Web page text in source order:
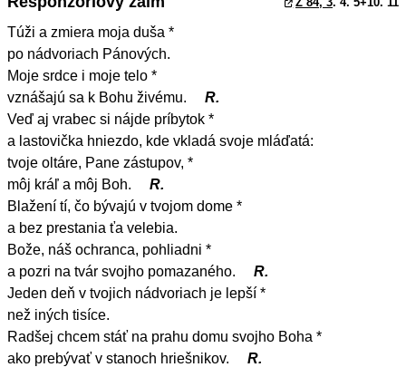
Túži a zmiera moja duša *
po nádvoriach Pánových.
Moje srdce i moje telo *
vznášajú sa k Bohu živému.
R.
Veď aj vrabec si nájde príbytok *
a lastovička hniezdo, kde vkladá svoje mláďatá:
tvoje oltáre, Pane zástupov, *
môj kráľ a môj Boh.
R.
Blažení tí, čo bývajú v tvojom dome *
a bez prestania ťa velebia.
Bože, náš ochranca, pohliadni *
a pozri na tvár svojho pomazaného.
R.
Jeden deň v tvojich nádvoriach je lepší *
než iných tisíce.
Radšej chcem stáť na prahu domu svojho Boha *
ako prebývať v stanoch hriešnikov.
R.